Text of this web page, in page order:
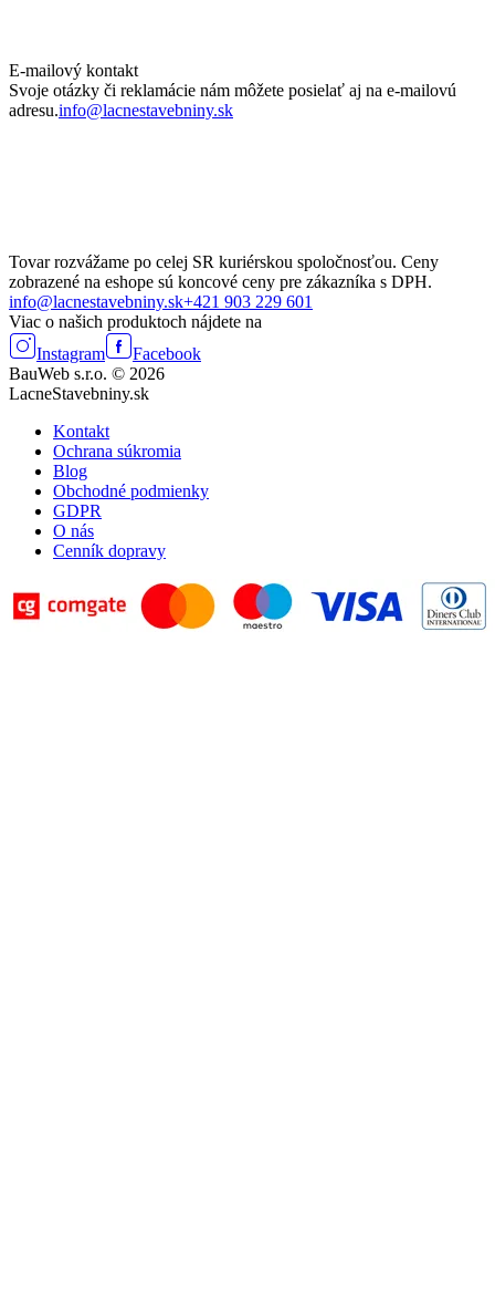
E-mailový kontakt
Svoje otázky či reklamácie nám môžete posielať aj na e-mailovú
adresu.info@lacnestavebniny.sk
Tovar rozvážame po celej SR kuriérskou spoločnosťou. Ceny
zobrazené na eshope sú koncové ceny pre zákazníka s DPH.
info@lacnestavebniny.sk+421 903 229 601
Viac o našich produktoch nájdete na
Instagram
Facebook
BauWeb s.r.o. © 2026
LacneStavebniny.sk
Kontakt
Ochrana súkromia
Blog
Obchodné podmienky
GDPR
O nás
Cenník dopravy